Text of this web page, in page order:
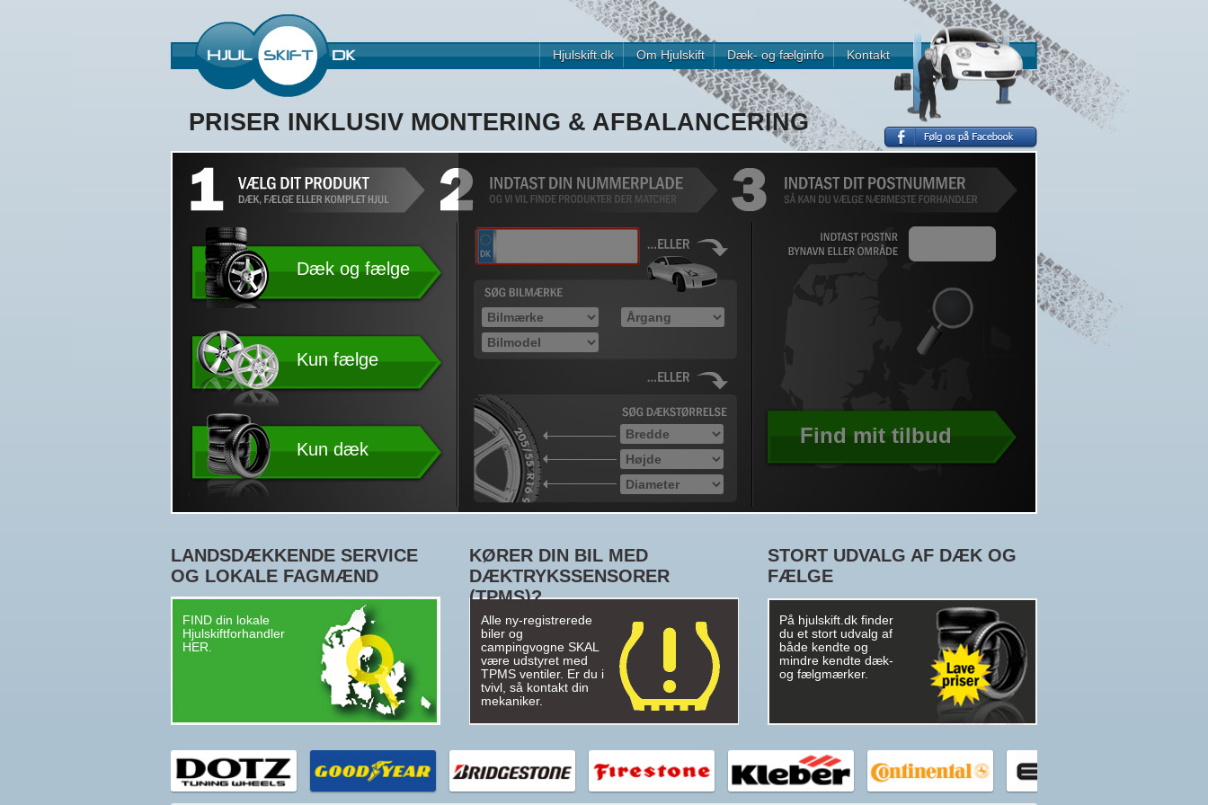
Hjulskift.dk Om Hjulskift Dæk- og fælginfo Kontakt
PRISER INKLUSIV MONTERING & AFBALANCERING
Dæk og fælge
Kun fælge
Kun dæk
Find mit tilbud
LANDSDÆKKENDE SERVICE
OG LOKALE FAGMÆND
FIND din lokale
Hjulskiftforhandler
HER.
KØRER DIN BIL MED
DÆKTRYKSSENSORER
(TPMS)?
Alle ny-registrerede
biler og
campingvogne SKAL
være udstyret med
TPMS ventiler. Er du i
tvivl, så kontakt din
mekaniker.
STORT UDVALG AF DÆK OG
FÆLGE
På hjulskift.dk finder
du et stort udvalg af
både kendte og
mindre kendte dæk-
og fælgmærker.